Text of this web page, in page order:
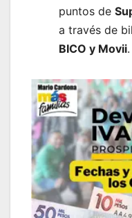
puntos de
a través de
BICO y Movii.